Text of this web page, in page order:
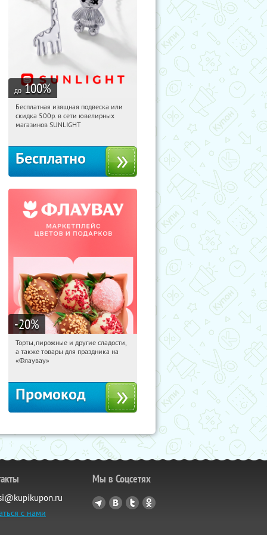
до 100%
14:04:42 Получили:
Россия
Бесплатная изящная подвеска или
скидка 500р. в сети ювелирных
магазинов SUNLIGHT
Бесплатно
-20%
14:04:42 Получили:
Россия
Торты, пирожные и другие сладости,
а также товары для праздника на
«Флаувау»
Промокод
с нами
Мы в Соцсетях